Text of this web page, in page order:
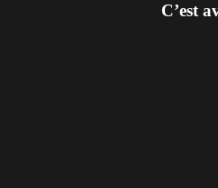
C’est